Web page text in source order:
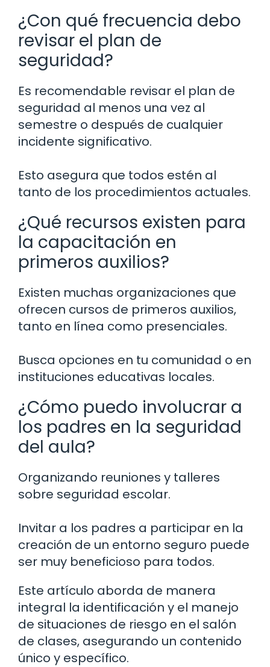
¿Con qué frecuencia debo
revisar el plan de
seguridad?
Es recomendable revisar el plan de
seguridad al menos una vez al
semestre o después de cualquier
incidente significativo.
Esto asegura que todos estén al
tanto de los procedimientos actuales.
¿Qué recursos existen para
la capacitación en
primeros auxilios?
Existen muchas organizaciones que
ofrecen cursos de primeros auxilios,
tanto en línea como presenciales.
Busca opciones en tu comunidad o en
instituciones educativas locales.
¿Cómo puedo involucrar a
los padres en la seguridad
del aula?
Organizando reuniones y talleres
sobre seguridad escolar.
Invitar a los padres a participar en la
creación de un entorno seguro puede
ser muy beneficioso para todos.
Este artículo aborda de manera
integral la identificación y el manejo
de situaciones de riesgo en el salón
de clases, asegurando un contenido
único y específico.